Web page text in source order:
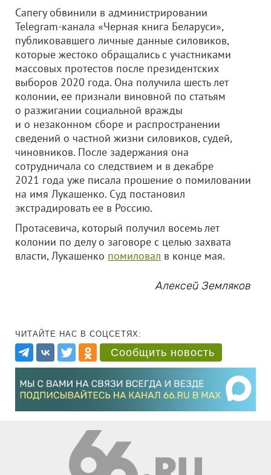
Сапегу обвинили в администрировании
Telegram-канала «Черная книга Беларуси»,
публиковавшего личные данные силовиков,
которые жестоко обращались с участниками
массовых протестов после президентских
выборов 2020 года. Она получила шесть лет
колонии, ее признали виновной по статьям
о разжигании социальной вражды
и о незаконном сборе и распространении
сведений о частной жизни силовиков, судей,
чиновников. После задержания она
сотрудничала со следствием и в декабре
2021 года уже писала прошение о помиловании
на имя Лукашенко. Суд постановил
экстрадировать ее в Россию.
Протасевича, который получил восемь лет
колонии по делу о заговоре с целью захвата
власти, Лукашенко помиловал в конце мая.
Алексей Земляков
ЧИТАЙТЕ НАС В СОЦСЕТЯХ:
Сообщить новость